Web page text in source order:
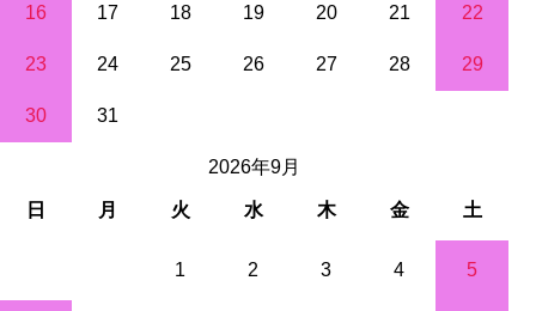
16 17 18 19 20 21 22
23 24 25 26 27 28 29
30 31
2026年9月
日 月 火 水 木 金 土
1 2 3 4 5